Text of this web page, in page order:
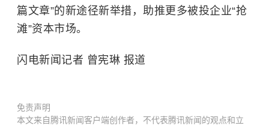
篇文章”的新途径新举措，助推更多被投企业“抢
滩”资本市场。
闪电新闻记者 曾宪琳 报道
免责声明
本文来自腾讯新闻客户端创作者，不代表腾讯新闻的观点和立